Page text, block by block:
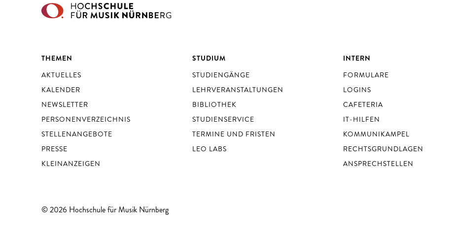
THEMEN
AKTUELLES
KALENDER
NEWSLETTER
PERSONENVERZEICHNIS
STELLENANGEBOTE
PRESSE
KLEINANZEIGEN
STUDIUM
STUDIENGÄNGE
LEHRVERANSTALTUNGEN
BIBLIOTHEK
STUDIENSERVICE
TERMINE UND FRISTEN
LEO LABS
INTERN
FORMULARE
LOGINS
CAFETERIA
IT-HILFEN
KOMMUNIKAMPEL
RECHTSGRUNDLAGEN
ANSPRECHSTELLEN
© 2026 Hochschule für Musik Nürnberg